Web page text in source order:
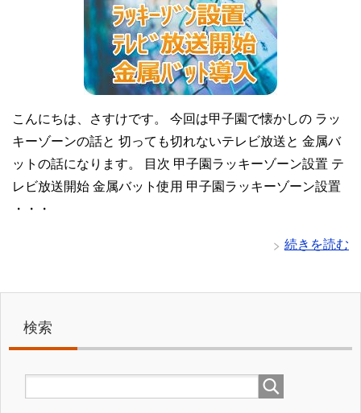
こんにちは、さすけです。 今回は甲子園で懐かしの ラッ
キーゾーンの話と 切っても切れないテレビ放送と 金属バ
ットの話になります。 目次 甲子園ラッキーゾーン設置 テ
レビ放送開始 金属バット使用 甲子園ラッキーゾーン設置
・・・
続きを読む
検索